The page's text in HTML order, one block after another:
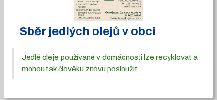
Sběr jedlých olejů v obci
Jedlé oleje používané v domácnosti lze recyklovat a
mohou tak člověku znovu posloužit.